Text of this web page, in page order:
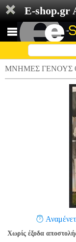
E-shop.gr
ΜΝΗΜΕΣ ΓΕΝΟΥΣ
Χωρίς έξοδα